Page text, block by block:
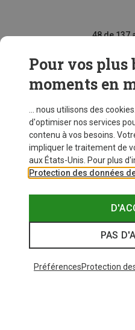
VOIR PLUS
48 de 137
Similaires à ceux vus
Pour vos plus
moments en
... nous utilisons des
d'optimiser nos services
contenu à vos besoins.
impliquer le traitement de
aux États-Unis. Pour plus
Protection des données
PAS
PréférencesProtection